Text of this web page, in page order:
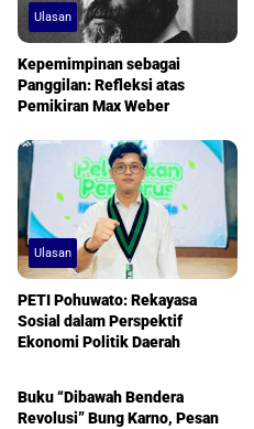
Ulasan
Kepemimpinan sebagai
Panggilan: Refleksi atas
Pemikiran Max Weber
Ulasan
PETI Pohuwato: Rekayasa
Sosial dalam Perspektif
Ekonomi Politik Daerah
Bincang Buku
Buku “Dibawah Bendera
Revolusi” Bung Karno, Pesan